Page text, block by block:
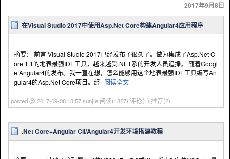
2017年9月8日
在Visual Studio 2017中使用Asp.Net Core构建Angular4应用程序
摘要： 前言 Visual Studio 2017已经发布了很久了。做为集成了Asp.Net C
ore 1.1的地表最强IDE工具，越来越受.NET系的开发人员追捧。 随着Googl
e Angular4的发布。我一直在想，怎么能够用这个地表最强IDE工具编写An
gular4的Asp.Net Core项目。经 阅读全文
posted @ 2017-09-08 13:57 sunjie 阅读(1827) 评论(1) 推荐(2)
.Net Core+Angular Cli/Angular4开发环境搭建教程